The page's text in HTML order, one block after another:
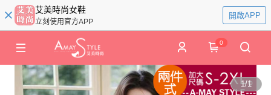
艾美時尚女鞋
立刻使用官方APP
開啟APP
0
1/1